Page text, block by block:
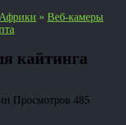
» Веб-камеры
кайтинга
Просмотров 485